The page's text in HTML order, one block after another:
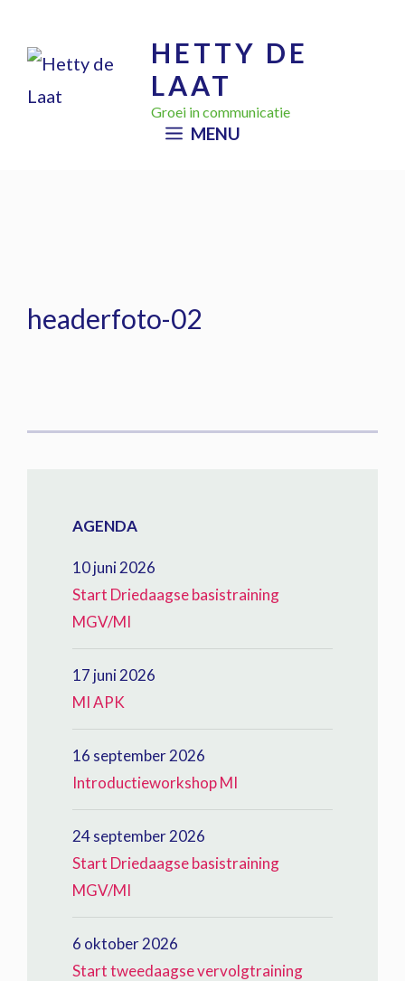
naar
HETTY DE
LAAT
Groei in communicatie
MENU
headerfoto-02
AGENDA
10 juni 2026
Start Driedaagse basistraining
MGV/MI
17 juni 2026
MI APK
16 september 2026
Introductieworkshop MI
24 september 2026
Start Driedaagse basistraining
MGV/MI
6 oktober 2026
Start tweedaagse vervolgtraining